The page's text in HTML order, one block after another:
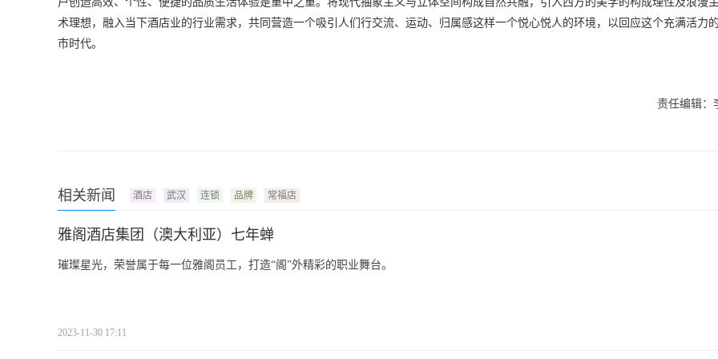
术理想，融入当下酒店业的行业需求，共同营造一个吸引人们行交流、运动、归属感这样一个悦心悦人的环境，以回应这个充满活力
市时代。
责任编辑：
相关新闻 酒店 武汉 连锁 品牌 常福店
雅阁酒店集团（澳大利亚）七年蝉
璀璨星光，荣誉属于每一位雅阁员工，打造“阁”外精彩的职业舞台。
2023-11-30 17:11